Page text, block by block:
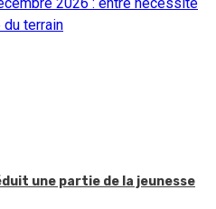
2026 : entre nécessité
terrain
une partie de la jeunesse